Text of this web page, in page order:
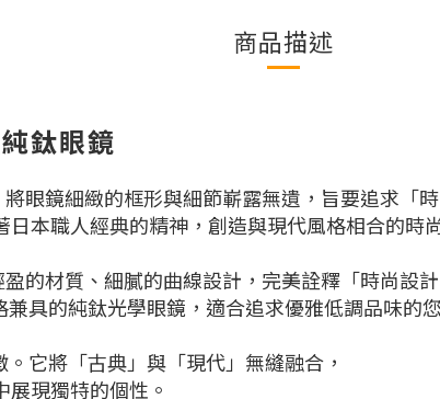
商品描述
鈦眼鏡
眼鏡細緻的框形與細節嶄露無遺，旨要追求「
本職人經典的精神，創造與現代風格相合的時
的材質、細膩的曲線設計，完美詮釋「時尚設
具的純鈦光學眼鏡，適合追求優雅低調品味的
它將「古典」與「現代」無縫融合，
現獨特的個性。